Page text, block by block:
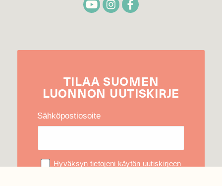
TILAA SUOMEN
LUONNON UUTIS­KIRJE
Sähköpostiosoite
Hyväksyn tietojeni käytön uutiskirjeen